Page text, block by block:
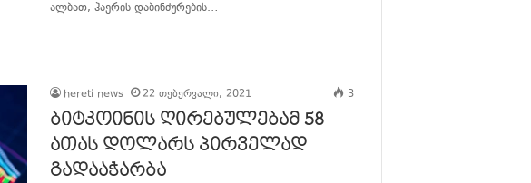
ალბათ, ჰაერის დაბინძურების…
hereti news 22 თებერვალი, 2021 3
ბიტკოინის ღირებულებამ 58
ათას დოლარს პირველად
გადააჭარბა